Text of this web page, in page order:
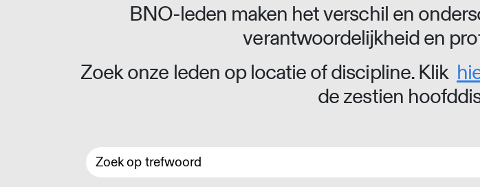
BNO-leden maken het verschil en
verantwoordelijkheid en
Zoek onze leden op locatie of discipline. Klik
de zestien